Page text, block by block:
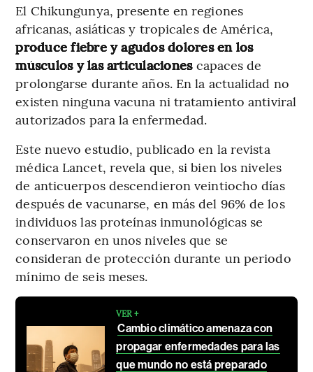
El Chikungunya, presente en regiones
africanas, asiáticas y tropicales de América,
produce fiebre y agudos dolores en los
músculos y las articulaciones capaces de
prolongarse durante años. En la actualidad no
existen ninguna vacuna ni tratamiento antiviral
autorizados para la enfermedad.
Este nuevo estudio, publicado en la revista
médica Lancet, revela que, si bien los niveles
de anticuerpos descendieron veintiocho días
después de vacunarse, en más del 96% de los
individuos las proteínas inmunológicas se
conservaron en unos niveles que se
consideran de protección durante un periodo
mínimo de seis meses.
VER +
Cambio climático amenaza con
propagar enfermedades para las
que mundo no está preparado